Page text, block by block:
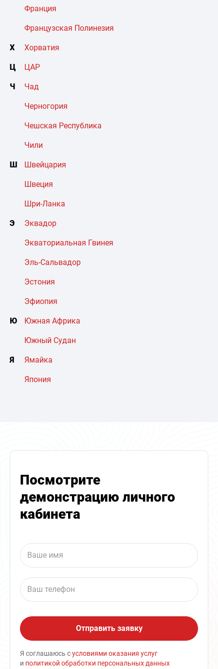
Франция
Французская Полинезия
Х Хорватия
Ц ЦАР
Ч Чад
Черногория
Чешская Республика
Чили
Ш Швейцария
Швеция
Шри-Ланка
Э Эквадор
Экваториальная Гвинея
Эль-Сальвадор
Эстония
Эфиопия
Ю Южная Африка
Южный Судан
Я Ямайка
Япония
Посмотрите
демонстрацию личного
кабинета
Я соглашаюсь сусловиями оказания услуг
и политикой обработки персональных данных